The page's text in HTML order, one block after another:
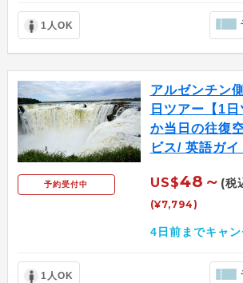
1人OK
予約受付中
アルゼンチン
日ツアー【1
か当日の往復
ビス/ 英語ガイ
US$48～ (税
(¥7,794)
4日前までキャ
1人OK